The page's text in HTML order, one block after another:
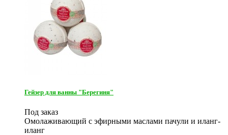
Гейзер для ванны "Берегиня"
Под заказ
Омолаживающий с эфирными маслами пачули и иланг-
иланг